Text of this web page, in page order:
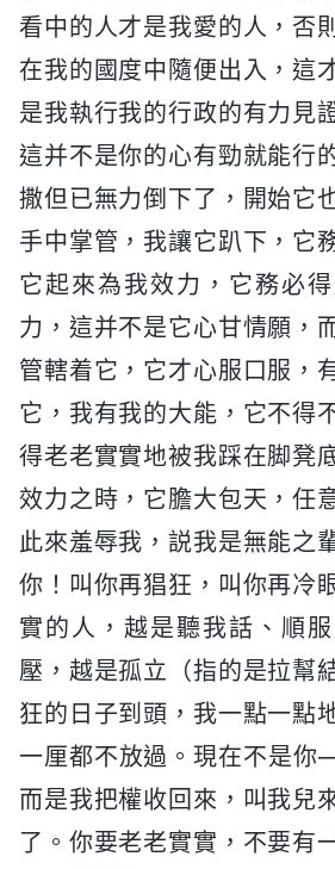
看中的人才是我愛的人，否
在我的國度中隨便出入，這
是我執行我的行政的有力見
這并不是你的心有勁就能行
撒但已無力倒下了，開始它
手中掌管，我讓它趴下，它
它起來為我效力，它務必
力，這并不是它心甘情願，
管轄着它，它才心服口服，
它，我有我的大能，它不得
得老老實實地被我踩在脚凳
效力之時，它膽大包天，任
此來羞辱我，説我是無能之
你！叫你再猖狂，叫你再冷
實的人，越是聽我話、順
壓，越是孤立（指的是拉幫
狂的日子到頭，我一點一點
一厘都不放過。現在不是你
而是我把權收回來，叫我兒
了。你要老老實實，不要有